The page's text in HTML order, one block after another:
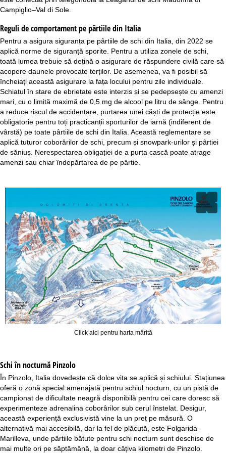
Campiglio–Val di Sole.
Reguli de comportament pe pârtiile din Italia
Pentru a asigura siguranța pe pârtiile de schi din Italia, din 2022 se
aplică norme de siguranță sporite. Pentru a utiliza zonele de schi,
toată lumea trebuie să dețină o asigurare de răspundere civilă care să
acopere daunele provocate terților. De asemenea, va fi posibil să
încheiați această asigurare la fața locului pentru zile individuale.
Schiatul în stare de ebrietate este interzis și se pedepsește cu amenzi
mari, cu o limită maximă de 0,5 mg de alcool pe litru de sânge. Pentru
a reduce riscul de accidentare, purtarea unei căști de protecție este
obligatorie pentru toți practicanții sporturilor de iarnă (indiferent de
vârstă) pe toate pârtiile de schi din Italia. Această reglementare se
aplică tuturor coborârilor de schi, precum și snowpark-urilor și pârtiei
de săniuș. Nerespectarea obligației de a purta cască poate atrage
amenzi sau chiar îndepărtarea de pe pârtie.
Click aici pentru harta mărită
Schi în nocturnă Pinzolo
În Pinzolo, Italia dovedește că dolce vita se aplică și schiului. Stațiunea
oferă o zonă special amenajată pentru schiul nocturn, cu un pistă de
campionat de dificultate neagră disponibilă pentru cei care doresc să
experimenteze adrenalina coborârilor sub cerul înstelat. Desigur,
această experiență exclusivistă vine la un preț pe măsură. O
alternativă mai accesibilă, dar la fel de plăcută, este Folgarida–
Marilleva, unde pârtiile bătute pentru schi nocturn sunt deschise de
mai multe ori pe săptămână, la doar câțiva kilometri de Pinzolo.